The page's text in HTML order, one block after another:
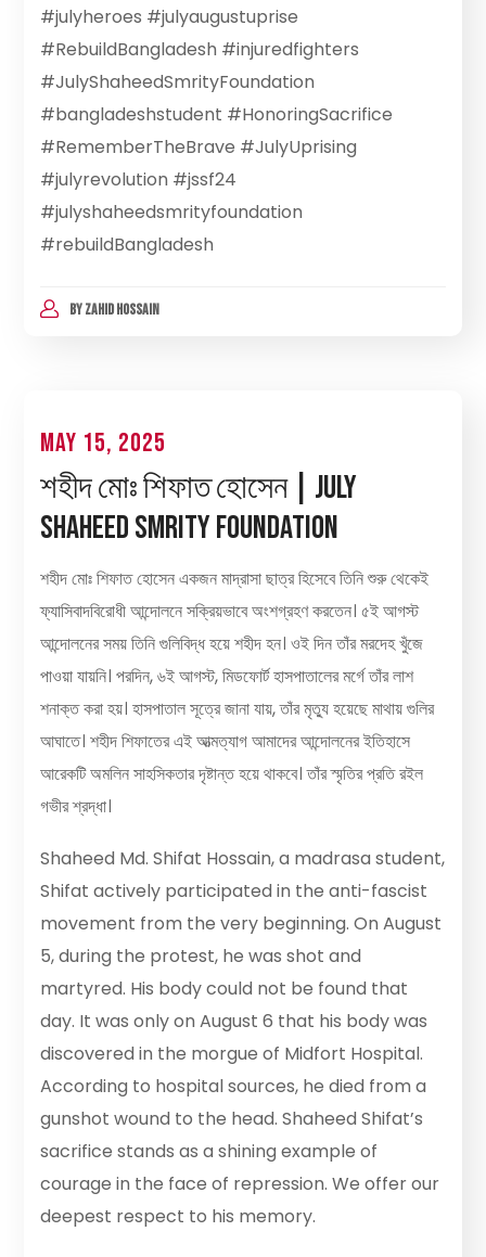
#julyheroes #julyaugustuprise
#RebuildBangladesh #injuredfighters
#JulyShaheedSmrityFoundation
#bangladeshstudent #HonoringSacrifice
#RememberTheBrave #JulyUprising
#julyrevolution #jssf24
#julyshaheedsmrityfoundation
#rebuildBangladesh
BYZAHID HOSSAIN
May 15, 2025
শহীদ মোঃ শিফাত হোসেন | July
Shaheed Smrity Foundation
শহীদ মোঃ শিফাত হোসেন একজন মাদ্রাসা ছাত্র হিসেবে তিনি শুরু থেকেই
ফ্যাসিবাদবিরোধী আন্দোলনে সক্রিয়ভাবে অংশগ্রহণ করতেন। ৫ই আগস্ট
আন্দোলনের সময় তিনি গুলিবিদ্ধ হয়ে শহীদ হন। ওই দিন তাঁর মরদেহ খুঁজে
পাওয়া যায়নি। পরদিন, ৬ই আগস্ট, মিডফোর্ট হাসপাতালের মর্গে তাঁর লাশ
শনাক্ত করা হয়। হাসপাতাল সূত্রে জানা যায়, তাঁর মৃত্যু হয়েছে মাথায় গুলির
আঘাতে। শহীদ শিফাতের এই আত্মত্যাগ আমাদের আন্দোলনের ইতিহাসে
আরেকটি অমলিন সাহসিকতার দৃষ্টান্ত হয়ে থাকবে। তাঁর স্মৃতির প্রতি রইল
গভীর শ্রদ্ধা।
Shaheed Md. Shifat Hossain, a madrasa student,
Shifat actively participated in the anti-fascist
movement from the very beginning. On August
5, during the protest, he was shot and
martyred. His body could not be found that
day. It was only on August 6 that his body was
discovered in the morgue of Midfort Hospital.
According to hospital sources, he died from a
gunshot wound to the head. Shaheed Shifat’s
sacrifice stands as a shining example of
courage in the face of repression. We offer our
deepest respect to his memory.